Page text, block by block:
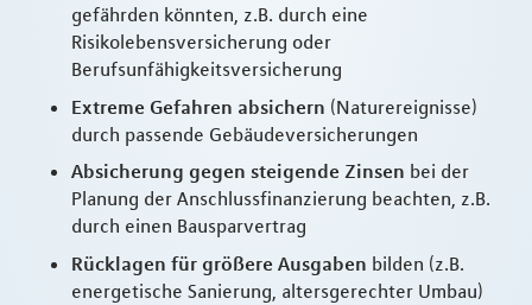
gefährden könnten, z.B. durch eine
Risikolebensversicherung oder
Berufsunfähigkeitsversicherung
Extreme Gefahren absichern (Naturereignisse)
durch passende Gebäudeversicherungen
Absicherung gegen steigende Zinsen bei der
Planung der Anschlussfinanzierung beachten, z.B.
durch einen Bausparvertrag
Rücklagen für größere Ausgaben bilden (z.B.
energetische Sanierung, altersgerechter Umbau)